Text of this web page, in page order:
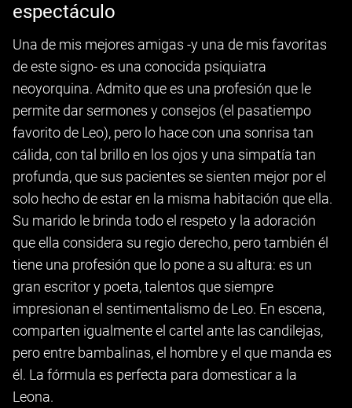
espectáculo
Una de mis mejores amigas -y una de mis favoritas
de este signo- es una conocida psiquiatra
neoyorquina. Admito que es una profesión que le
permite dar sermones y consejos (el pasatiempo
favorito de Leo), pero lo hace con una sonrisa tan
cálida, con tal brillo en los ojos y una simpatía tan
profunda, que sus pacientes se sienten mejor por el
solo hecho de estar en la misma habitación que ella.
Su marido le brinda todo el respeto y la adoración
que ella considera su regio derecho, pero también él
tiene una profesión que lo pone a su altura: es un
gran escritor y poeta, talentos que siempre
impresionan el sentimentalismo de Leo. En escena,
comparten igualmente el cartel ante las candilejas,
pero entre bambalinas, el hombre y el que manda es
él. La fórmula es perfecta para domesticar a la
Leona.